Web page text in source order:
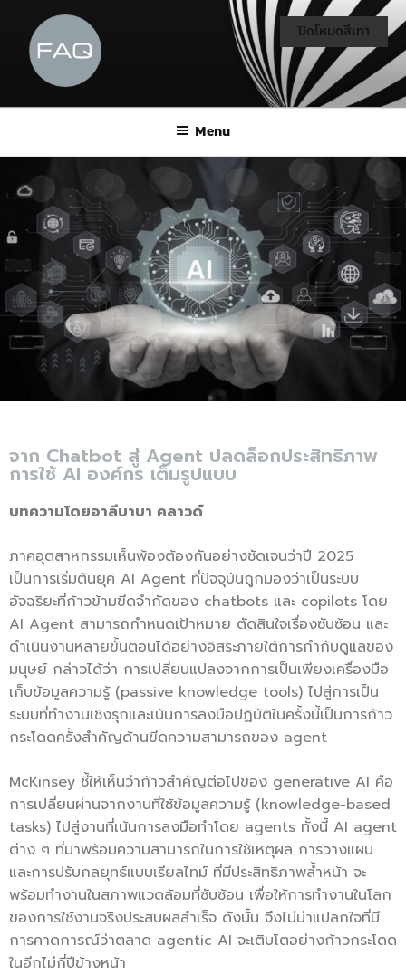
Menu
จาก Chatbot สู่ Agent ปลดล็อกประสิทธิภาพ
การใช้ AI องค์กร เต็มรูปแบบ
บทความโดยอาลีบาบา คลาวด์
ภาคอุตสาหกรรมเห็นพ้องต้องกันอย่างชัดเจนว่าปี 2025
เป็นการเริ่มต้นยุค AI Agent ที่ปัจจุบันถูกมองว่าเป็นระบบ
อัจฉริยะที่ก้าวข้ามขีดจำกัดของ chatbots และ copilots โดย
AI Agent สามารถกำหนดเป้าหมาย ตัดสินใจเรื่องซับซ้อน และ
ดำเนินงานหลายขั้นตอนได้อย่างอิสระภายใต้การกำกับดูแลของ
มนุษย์ กล่าวได้ว่า การเปลี่ยนแปลงจากการเป็นเพียงเครื่องมือ
เก็บข้อมูลความรู้ (passive knowledge tools) ไปสู่การเป็น
ระบบที่ทำงานเชิงรุกและเน้นการลงมือปฏิบัติในครั้งนี้เป็นการก้าว
กระโดดครั้งสำคัญด้านขีดความสามารถของ agent
McKinsey ชี้ให้เห็นว่าก้าวสำคัญต่อไปของ generative AI คือ
การเปลี่ยนผ่านจากงานที่ใช้ข้อมูลความรู้ (knowledge-based
tasks) ไปสู่งานที่เน้นการลงมือทำโดย agents ทั้งนี้ AI agent
ต่าง ๆ ที่มาพร้อมความสามารถในการใช้เหตุผล การวางแผน
และการปรับกลยุทธ์แบบเรียลไทม์ ที่มีประสิทธิภาพล้ำหน้า จะ
พร้อมทำงานในสภาพแวดล้อมที่ซับซ้อน เพื่อให้การทำงานในโลก
ของการใช้งานจริงประสบผลสำเร็จ ดังนั้น จึงไม่น่าแปลกใจที่มี
การคาดการณ์ว่าตลาด agentic AI จะเติบโตอย่างก้าวกระโดด
ในอีกไม่กี่ปีข้างหน้า
ปิดโหมดสีเทา